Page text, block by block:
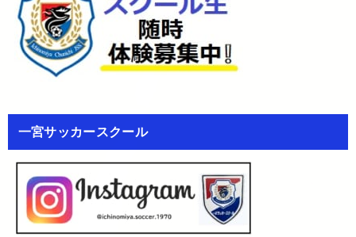
一宮サッカースクール